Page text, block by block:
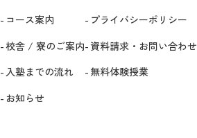
コース案内
校舎 / 寮のご案内
入塾までの流れ
お知らせ
プライバシーポリシー
資料請求・お問い合わせ
無料体験授業